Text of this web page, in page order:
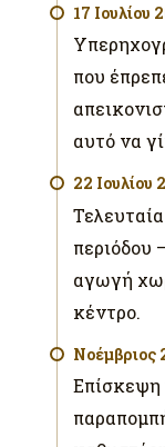
17 Ιουλίου
που
αυτό να
22 Ιουλίου
περιόδου
αγωγή
κέντρο.
Νοέμβριος